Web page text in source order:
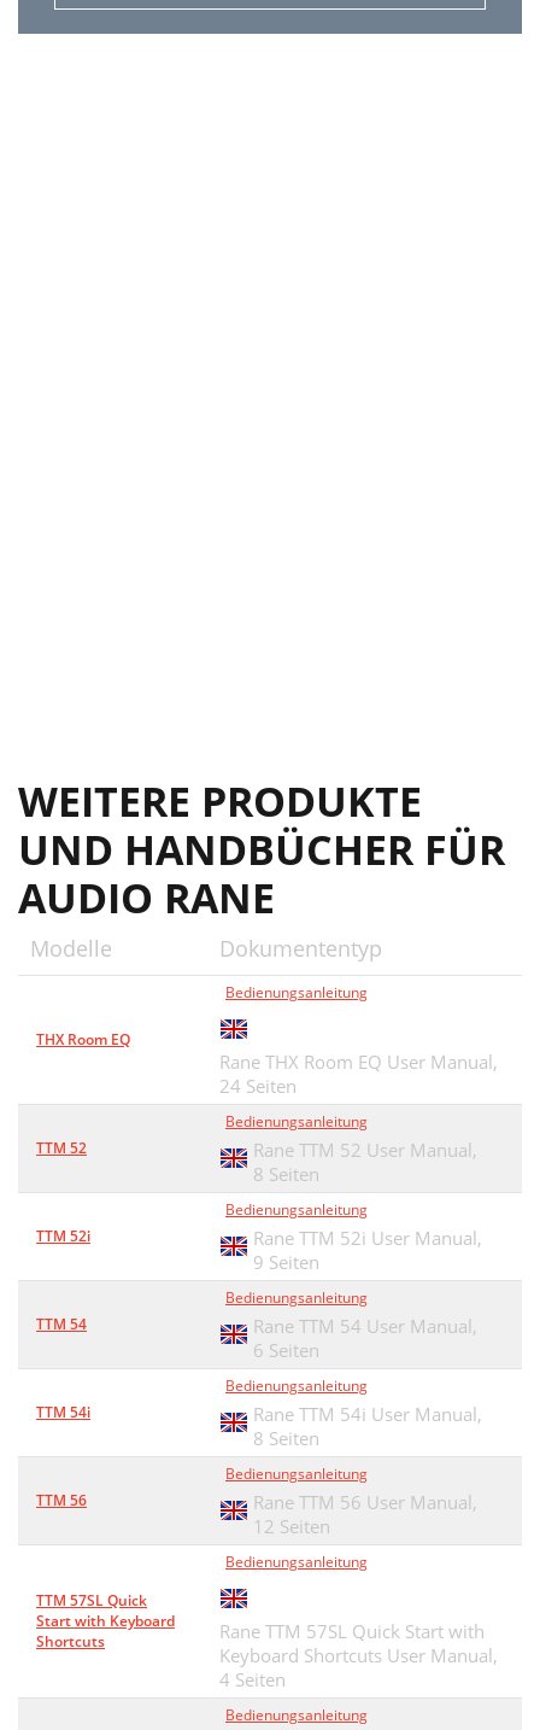
WEITERE PRODUKTE
UND HANDBÜCHER FÜR
AUDIO RANE
Modelle Dokumententyp
THX Room EQ
Bedienungsanleitung
Rane THX Room EQ User Manual,
24 Seiten
TTM 52
Bedienungsanleitung
Rane TTM 52 User Manual,
8 Seiten
TTM 52i
Bedienungsanleitung
Rane TTM 52i User Manual,
9 Seiten
TTM 54
Bedienungsanleitung
Rane TTM 54 User Manual,
6 Seiten
TTM 54i
Bedienungsanleitung
Rane TTM 54i User Manual,
8 Seiten
TTM 56
Bedienungsanleitung
Rane TTM 56 User Manual,
12 Seiten
TTM 57SL Quick
Start with Keyboard
Shortcuts
Bedienungsanleitung
Rane TTM 57SL Quick Start with
Keyboard Shortcuts User Manual,
4 Seiten
Bedienungsanleitung